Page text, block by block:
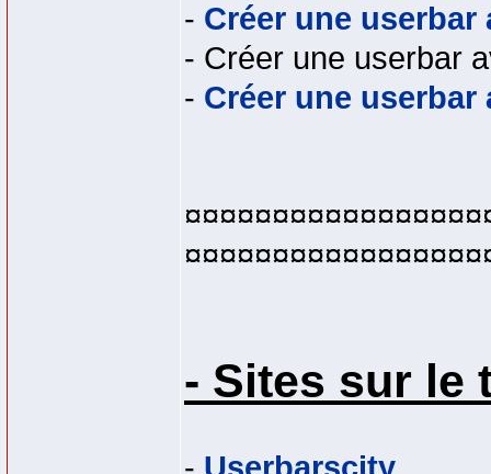
- Créer une
- Créer une userbar
- Créer une
- Sites sur le